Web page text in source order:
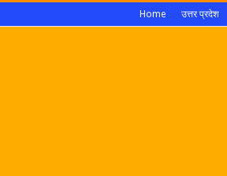
Home उत्तर प्रदेश